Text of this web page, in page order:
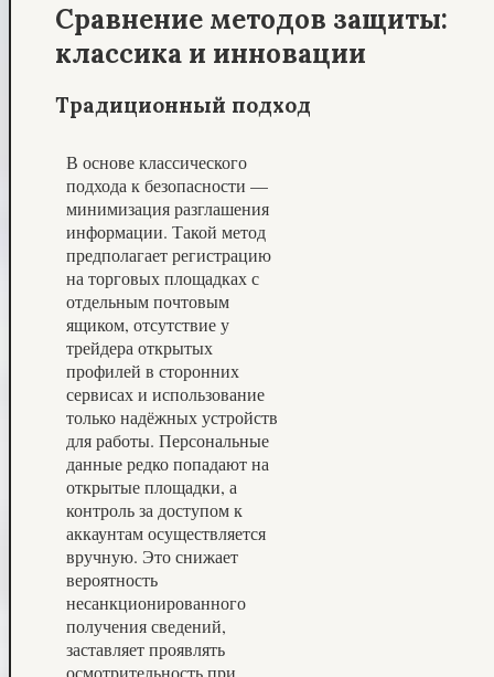
Сравнение методов защиты:
классика и инновации
Традиционный подход
В основе классического
подхода к безопасности —
минимизация разглашения
информации. Такой метод
предполагает регистрацию
на торговых площадках с
отдельным почтовым
ящиком, отсутствие у
трейдера открытых
профилей в сторонних
сервисах и использование
только надёжных устройств
для работы. Персональные
данные редко попадают на
открытые площадки, а
контроль за доступом к
аккаунтам осуществляется
вручную. Это снижает
вероятность
несанкционированного
получения сведений,
заставляет проявлять
осмотрительность при